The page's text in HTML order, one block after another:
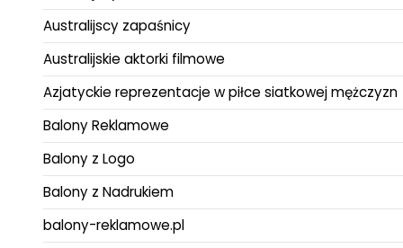
Australijscy zapaśnicy
Australijskie aktorki filmowe
Azjatyckie reprezentacje w piłce siatkowej mężczyzn
Balony Reklamowe
Balony z Logo
Balony z Nadrukiem
balony-reklamowe.pl